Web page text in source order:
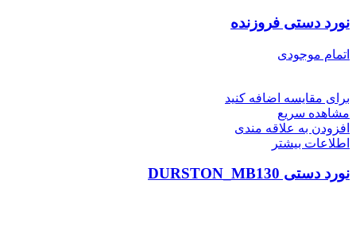
نورد دستی فروزنده
اتمام موجودی
برای مقایسه اضافه کنید
مشاهده سریع
افزودن به علاقه مندی
اطلاعات بیشتر
نورد دستی DURSTON_MB130